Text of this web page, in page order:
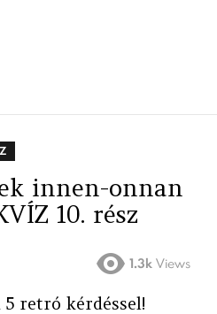
innen-onnan
10. rész
1.3k Views
retró kérdéssel!